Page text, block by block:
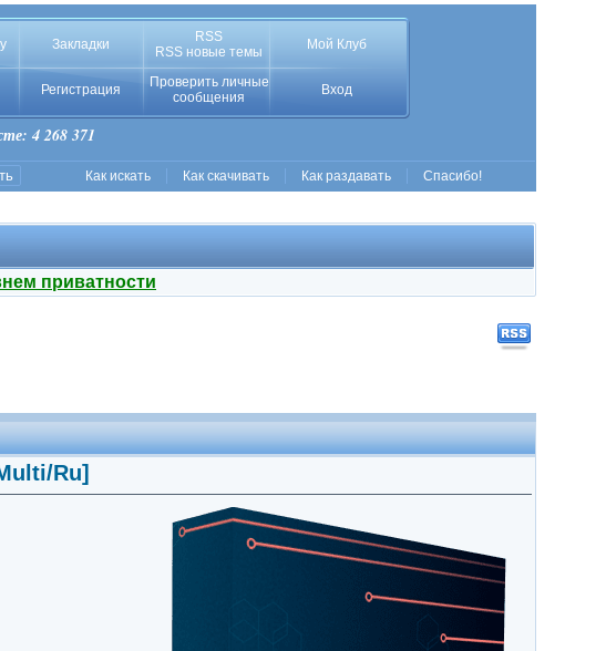
Закладки
RSS
RSS новые темы
Мой Клуб
Регистрация
Проверить личные
сообщения
Вход
4 268 371
Как искать Как скачивать Как раздавать Спасибо!
приватности
Ru]